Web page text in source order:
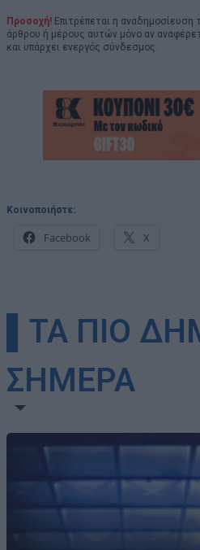
Προσοχή! Επιτρέπεται η
άρθρου ή μέρους αυτών μόνο αν
και υπάρχει ενεργός σύνδεσμος.
Κοινοποιήστε:
Facebook X
▌ΤΑ ΠΙΟ
ΣΗΜΕΡΑ